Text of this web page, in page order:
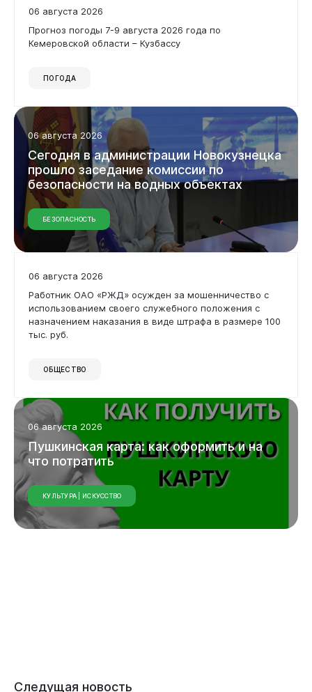
06 августа 2026
Прогноз погоды 7-9 августа 2026 года по
Кемеровской области – Кузбассу
ПОГОДА
06 августа 2026
Сегодня в администрации Новокузнецка
прошло заседание комиссии по
безопасности на водных объектах
БЕЗОПАСНОСТЬ
06 августа 2026
Работник ОАО «РЖД» осужден за мошенничество с
использованием своего служебного положения с
назначением наказания в виде штрафа в размере 100
тыс. руб.
ОБЩЕСТВО
06 августа 2026
Пушкинская карта: как оформить и на
что потратить
КУЛЬТУРА | ИСКУССТВО
Следущая новость